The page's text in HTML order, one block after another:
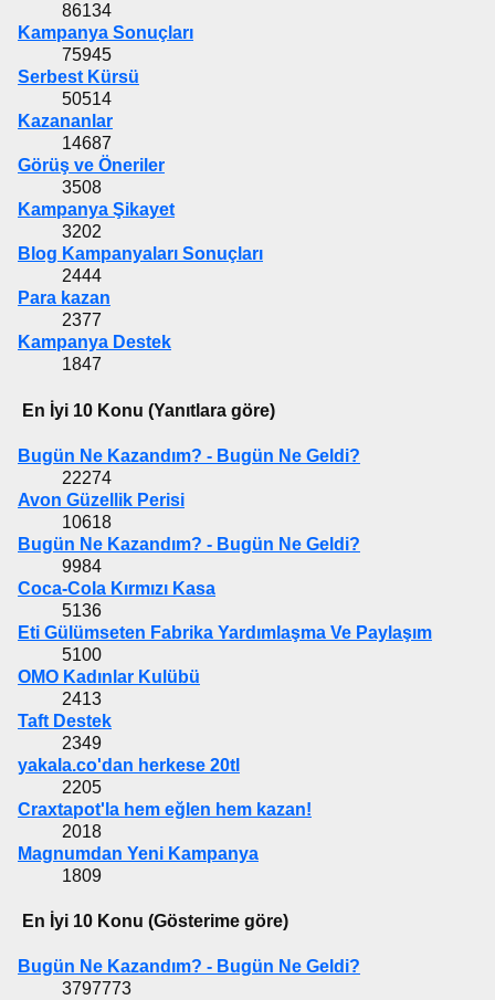
86134
Kampanya Sonuçları
75945
Serbest Kürsü
50514
Kazananlar
14687
Görüş ve Öneriler
3508
Kampanya Şikayet
3202
Blog Kampanyaları Sonuçları
2444
Para kazan
2377
Kampanya Destek
1847
En İyi 10 Konu (Yanıtlara göre)
Bugün Ne Kazandım? - Bugün Ne Geldi?
22274
Avon Güzellik Perisi
10618
Bugün Ne Kazandım? - Bugün Ne Geldi?
9984
Coca-Cola Kırmızı Kasa
5136
Eti Gülümseten Fabrika Yardımlaşma Ve Paylaşım
5100
OMO Kadınlar Kulübü
2413
Taft Destek
2349
yakala.co'dan herkese 20tl
2205
Craxtapot'la hem eğlen hem kazan!
2018
Magnumdan Yeni Kampanya
1809
En İyi 10 Konu (Gösterime göre)
Bugün Ne Kazandım? - Bugün Ne Geldi?
3797773